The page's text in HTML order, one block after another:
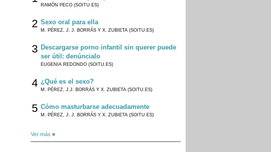
RAMÓN PECO (SOITU.ES)
2 Sexo oral para ella
M. PÉREZ, J. J. BORRÁS Y X. ZUBIETA (SOITU.ES)
3 Descargarse porno infantil sin querer puede
ser útil: denúncialo
EUGENIA REDONDO (SOITU.ES)
4 ¿Qué es el sexo?
M. PÉREZ, J.J. BORRÁS Y X. ZUBIETA (SOITU.ES)
5 Cómo masturbarse adecuadamente
M. PÉREZ, J. J. BORRÁS Y X. ZUBIETA (SOITU.ES)
Ver más »